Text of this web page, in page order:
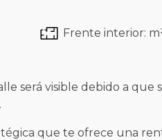
Frente interior:
será visible debido a
que te ofrece una